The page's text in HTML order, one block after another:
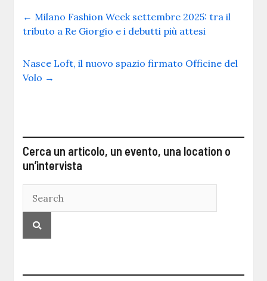
← Milano Fashion Week settembre 2025: tra il
tributo a Re Giorgio e i debutti più attesi
Nasce Loft, il nuovo spazio firmato Officine del
Volo →
Cerca un articolo, un evento, una location o
un’intervista